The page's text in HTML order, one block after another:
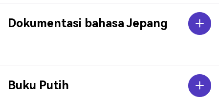
Dokumentasi bahasa Jepang
Buku Putih